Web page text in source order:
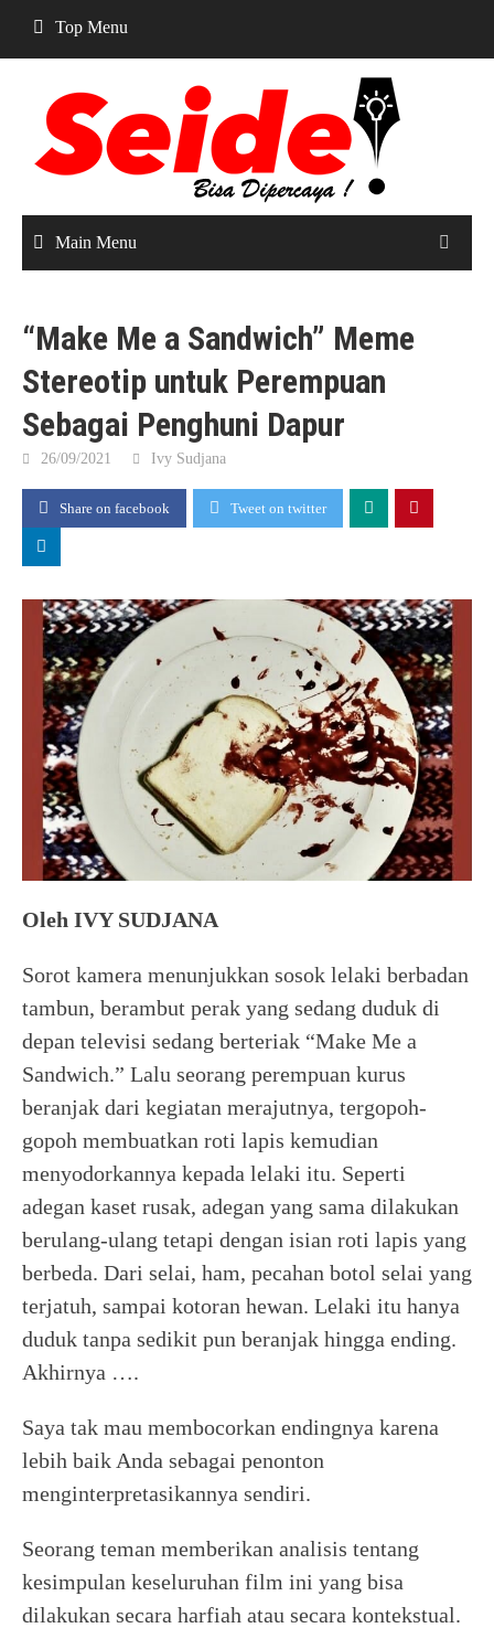
content
Top Menu
Main Menu
“Make Me a Sandwich” Meme
Stereotip untuk Perempuan
Sebagai Penghuni Dapur
26/09/2021 Ivy Sudjana
Share on facebook Tweet on twitter
Oleh IVY SUDJANA
Sorot kamera menunjukkan sosok lelaki berbadan
tambun, berambut perak yang sedang duduk di
depan televisi sedang berteriak “Make Me a
Sandwich.” Lalu seorang perempuan kurus
beranjak dari kegiatan merajutnya, tergopoh-
gopoh membuatkan roti lapis kemudian
menyodorkannya kepada lelaki itu. Seperti
adegan kaset rusak, adegan yang sama dilakukan
berulang-ulang tetapi dengan isian roti lapis yang
berbeda. Dari selai, ham, pecahan botol selai yang
terjatuh, sampai kotoran hewan. Lelaki itu hanya
duduk tanpa sedikit pun beranjak hingga ending.
Akhirnya ….
Saya tak mau membocorkan endingnya karena
lebih baik Anda sebagai penonton
menginterpretasikannya sendiri.
Seorang teman memberikan analisis tentang
kesimpulan keseluruhan film ini yang bisa
dilakukan secara harfiah atau secara kontekstual.